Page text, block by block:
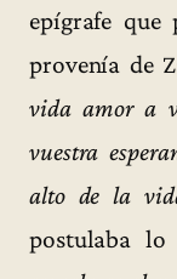
epígrafe que
provenía de
vida amor a
vuestra
alto de la
postulaba lo